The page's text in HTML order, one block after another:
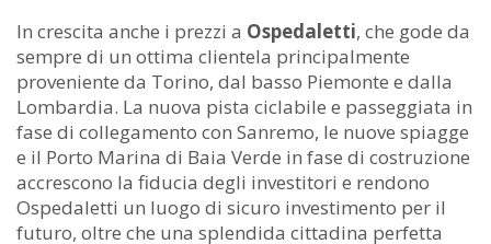
In crescita anche i prezzi a Ospedaletti, che gode da
sempre di un ottima clientela principalmente
proveniente da Torino, dal basso Piemonte e dalla
Lombardia. La nuova pista ciclabile e passeggiata in
fase di collegamento con Sanremo, le nuove spiagge
e il Porto Marina di Baia Verde in fase di costruzione
accrescono la fiducia degli investitori e rendono
Ospedaletti un luogo di sicuro investimento per il
futuro, oltre che una splendida cittadina perfetta